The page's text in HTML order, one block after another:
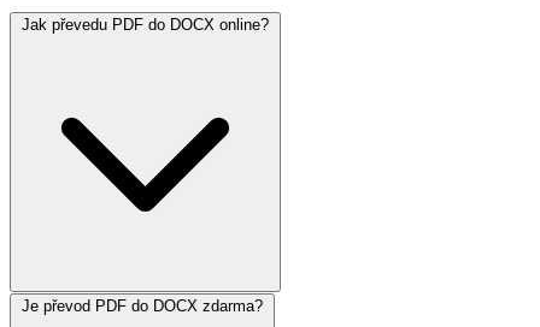
Jak převedu PDF do DOCX online?
Je převod PDF do DOCX zdarma?